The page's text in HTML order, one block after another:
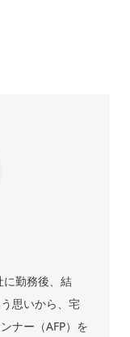
勤務後、結
思いから、宅
ナー（AFP）を